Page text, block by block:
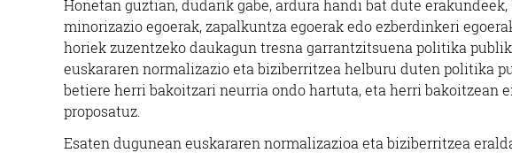
Honetan guztian, dudarik gabe, ardura handi bat dute
minorizazio egoerak, zapalkuntza egoerak edo ezberdinkeri
horiek zuzentzeko daukagun tresna garrantzitsuena politika
euskararen normalizazio eta biziberritzea helburu duten politika
betiere herri bakoitzari neurria ondo hartuta, eta herri bakoitzean
proposatuz.
Esaten dugunean euskararen normalizazioa eta biziberritzea